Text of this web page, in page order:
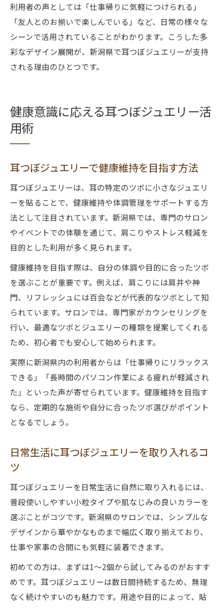
利用者の声としては「仕事帰りに気軽につけられる」
「友人とのお揃いで楽しんでいる」など、日常の様々な
シーンで活用されていることがわかります。こうした多
彩なデザイン展開が、新潟県で耳つぼジュエリーが支持
される理由のひとつです。
健康意識に応える耳つぼジュエリー活
用術
耳つぼジュエリーで健康維持を目指す方法
耳つぼジュエリーは、耳の特定のツボに小さなジュエリ
ーを貼ることで、健康維持や体調管理をサポートする方
法として注目されています。新潟県では、専門のサロン
やイベントでの体験を通じて、肩こりやストレス軽減を
目的とした利用が多く見られます。
健康維持を目指す際は、自分の体調や目的に合ったツボ
を選ぶことが重要です。例えば、肩こりには肩井や神
門、リフレッシュには百会などが代表的なツボとして知
られています。サロンでは、専門家がカウンセリングを
行い、最適なツボとジュエリーの種類を提案してくれる
ため、初心者でも安心して始められます。
実際に新潟県内の利用者からは「仕事帰りにリラックス
できる」「長時間のパソコン作業による疲れが軽減され
た」といった声が寄せられています。健康維持を目指す
なら、定期的な施術や自分に合ったツボ選びがポイント
となるでしょう。
日常生活に耳つぼジュエリーを取り入れるコ
ツ
耳つぼジュエリーを日常生活に自然に取り入れるには、
普段使いしやすい小粒タイプや肌なじみの良いカラーを
選ぶことがコツです。新潟県のサロンでは、シンプルな
デザインから華やかなものまで幅広く取り揃えており、
仕事や家事の合間にも気軽に装着できます。
初めての方は、まずは1〜2個から試してみるのがおすす
めです。耳つぼジュエリーは数日間持続するため、無理
なく続けやすいのも魅力です。用途や目的によって、貼